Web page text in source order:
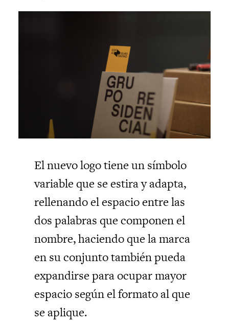
El nuevo logo tiene un símbolo
variable que se estira y adapta,
rellenando el espacio entre las
dos palabras que componen el
nombre, haciendo que la marca
en su conjunto también pueda
expandirse para ocupar mayor
espacio según el formato al que
se aplique.